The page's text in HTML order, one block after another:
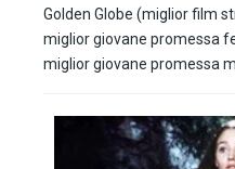
Golden Globe (miglior film
miglior giovane promessa
miglior giovane promessa